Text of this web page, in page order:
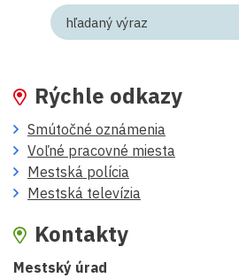
Hľadaný výraz
Rýchle odkazy
Smútočné oznámenia
Voľné pracovné miesta
Mestská polícia
Mestská televízia
Kontakty
Mestský úrad